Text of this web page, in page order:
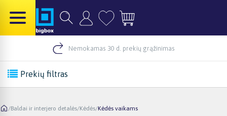
Nemokamas 30 d. prekių grąžinimas
Prekių filtras
/Baldai ir interjero detalės/Kėdės/Kėdės vaikams